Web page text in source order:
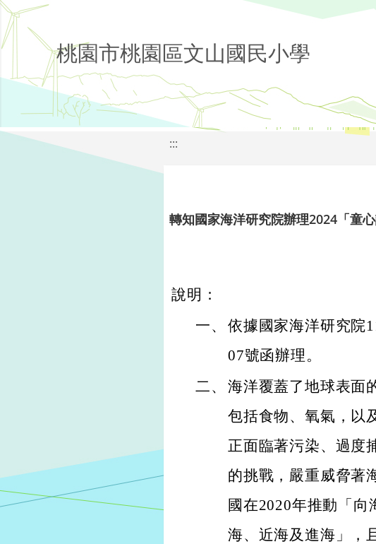
桃園市桃園區文山國民小學
:::
轉知國家海洋研究院辦理2024「童
說明：
一、 依據國家海洋研究院
07號函辦理。
二、 海洋覆蓋了地球表面
包括食物、氧氣，以
正面臨著污染、過度
的挑戰，嚴重威脅著
國在2020年推動「
海、近海及進海」，